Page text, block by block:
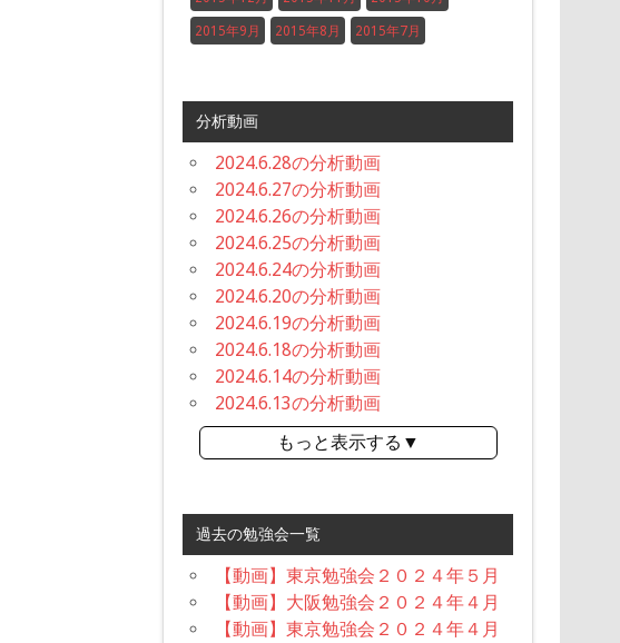
2015年9月 2015年8月 2015年7月
分析動画
2024.6.28の分析動画
2024.6.27の分析動画
2024.6.26の分析動画
2024.6.25の分析動画
2024.6.24の分析動画
2024.6.20の分析動画
2024.6.19の分析動画
2024.6.18の分析動画
2024.6.14の分析動画
2024.6.13の分析動画
もっと表示する▼
過去の勉強会一覧
【動画】東京勉強会２０２４年５月
【動画】大阪勉強会２０２４年４月
【動画】東京勉強会２０２４年４月